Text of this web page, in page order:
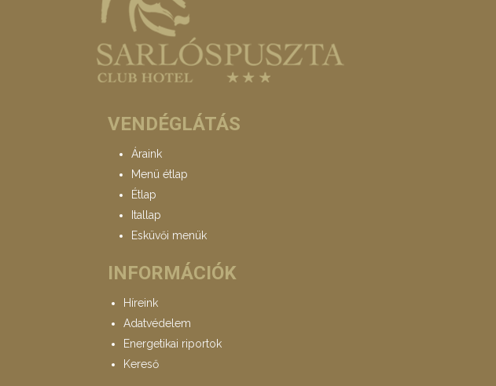
VENDÉGLÁTÁS
Áraink
Menü étlap
Étlap
Itallap
Esküvői menük
INFORMÁCIÓK
Híreink
Adatvédelem
Energetikai riportok
Kereső